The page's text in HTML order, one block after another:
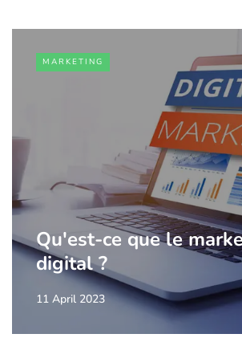
MARKETING
Qu'est-ce que le
digital ?
11 April 2023